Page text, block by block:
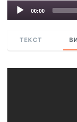
Audio
00:00
ТЕКСТ